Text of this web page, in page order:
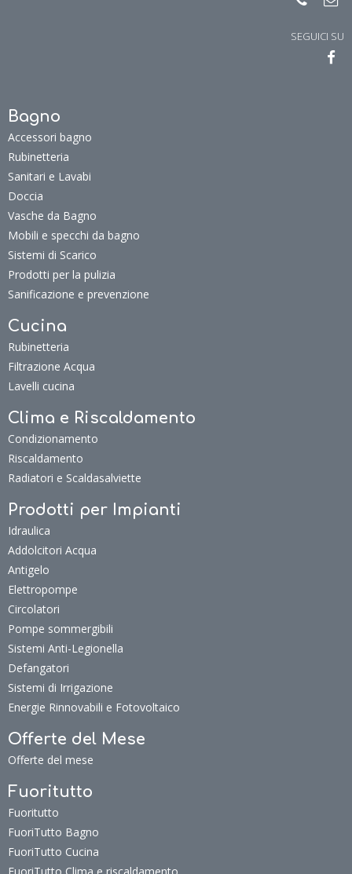
SEGUICI SU
Bagno
Accessori bagno
Rubinetteria
Sanitari e Lavabi
Doccia
Vasche da Bagno
Mobili e specchi da bagno
Sistemi di Scarico
Prodotti per la pulizia
Sanificazione e prevenzione
Cucina
Rubinetteria
Filtrazione Acqua
Lavelli cucina
Clima e Riscaldamento
Condizionamento
Riscaldamento
Radiatori e Scaldasalviette
Prodotti per Impianti
Idraulica
Addolcitori Acqua
Antigelo
Elettropompe
Circolatori
Pompe sommergibili
Sistemi Anti-Legionella
Defangatori
Sistemi di Irrigazione
Energie Rinnovabili e Fotovoltaico
Offerte del Mese
Offerte del mese
Fuoritutto
Fuoritutto
FuoriTutto Bagno
FuoriTutto Cucina